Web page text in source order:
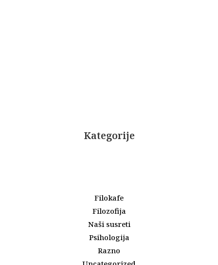
Kategorije
Filokafe
Filozofija
Naši susreti
Psihologija
Razno